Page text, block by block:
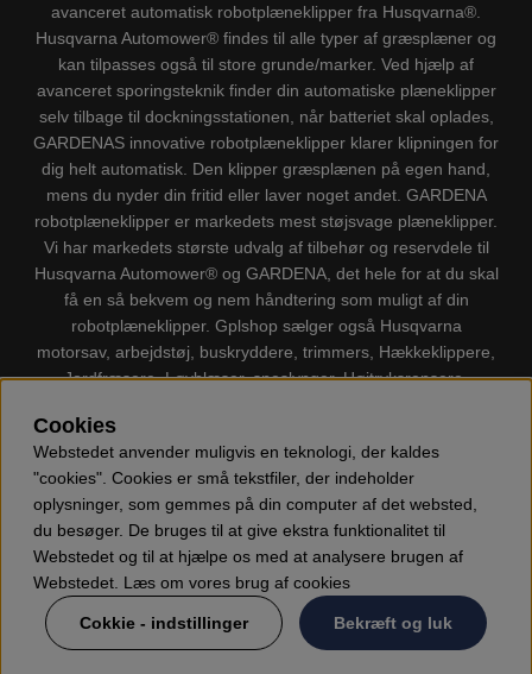
avanceret automatisk robotplæneklipper fra Husqvarna®.
Husqvarna Automower® findes til alle typer af græsplæner og
kan tilpasses også til store grunde/marker. Ved hjælp af
avanceret sporingsteknik finder din automatiske plæneklipper
selv tilbage til dockningsstationen, når batteriet skal oplades,
GARDENAS innovative robotplæneklipper klarer klipningen for
dig helt automatisk. Den klipper græsplænen på egen hand,
mens du nyder din fritid eller laver noget andet. GARDENA
robotplæneklipper er markedets mest støjsvage plæneklipper.
Vi har markedets største udvalg af tilbehør og reservdele til
Husqvarna Automower® og GARDENA, det hele for at du skal
få en så bekvem og nem håndtering som muligt af din
robotplæneklipper. Gplshop sælger også Husqvarna
motorsav, arbejdstøj, buskryddere, trimmers, Hækkeklippere,
Jordfræsere, Løvblæser, sneslynger, Højtryksrensere,
Cookies
Webstedet anvender muligvis en teknologi, der kaldes
"cookies". Cookies er små tekstfiler, der indeholder
oplysninger, som gemmes på din computer af det websted,
du besøger. De bruges til at give ekstra funktionalitet til
Webstedet og til at hjælpe os med at analysere brugen af
Webstedet. Læs om vores brug af cookies
Cokkie - indstillinger Bekræft og luk